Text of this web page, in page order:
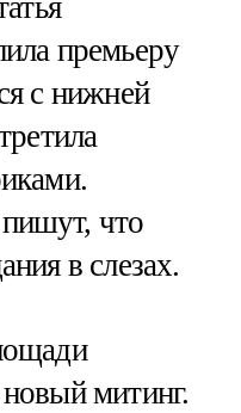
премьеру
с нижней
что
в слезах.
митинг.